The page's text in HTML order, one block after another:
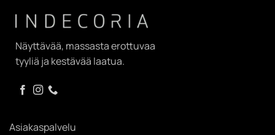
Näyttävää, massasta erottuvaa
tyyliä ja kestävää laatua.
Asiakaspalvelu